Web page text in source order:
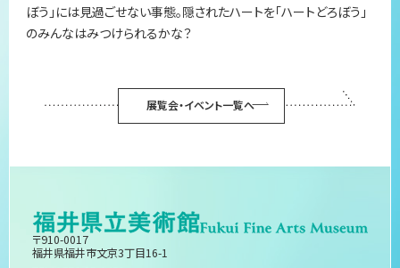
ぼう」には見過ごせない事態。隠されたハートを「ハートどろぼう」
のみんなはみつけられるかな？
展覧会・イベント一覧へ
〒910-0017
福井県福井市文京3丁目16-1